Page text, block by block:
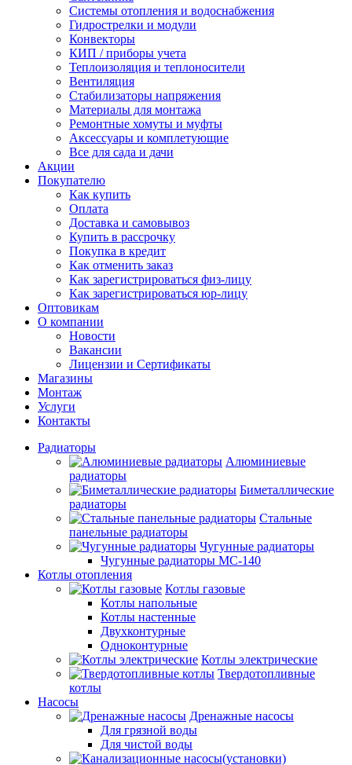
Системы отопления и водоснабжения
Гидрострелки и модули
Конвекторы
КИП / приборы учета
Теплоизоляция и теплоносители
Вентиляция
Стабилизаторы напряжения
Материалы для монтажа
Ремонтные хомуты и муфты
Аксессуары и комплетующие
Все для сада и дачи
Акции
Покупателю
Как купить
Оплата
Доставка и самовывоз
Купить в рассрочку
Покупка в кредит
Как отменить заказ
Как зарегистрироваться физ-лицу
Как зарегистрироваться юр-лицу
Оптовикам
О компании
Новости
Вакансии
Лицензии и Сертификаты
Магазины
Монтаж
Услуги
Контакты
Радиаторы
Алюминиевые
радиаторы
Биметаллические
радиаторы
Стальные
панельные радиаторы
Чугунные радиаторы
Чугунные радиаторы МС-140
Котлы отопления
Котлы газовые
Котлы напольные
Котлы настенные
Двухконтурные
Одноконтурные
Котлы электрические
Твердотопливные
котлы
Насосы
Дренажные насосы
Для грязной воды
Для чистой воды